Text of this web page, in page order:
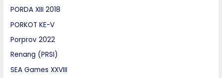
PORDA XIII 2018
PORKOT KE-V
Porprov 2022
Renang (PRSI)
SEA Games XXVIII